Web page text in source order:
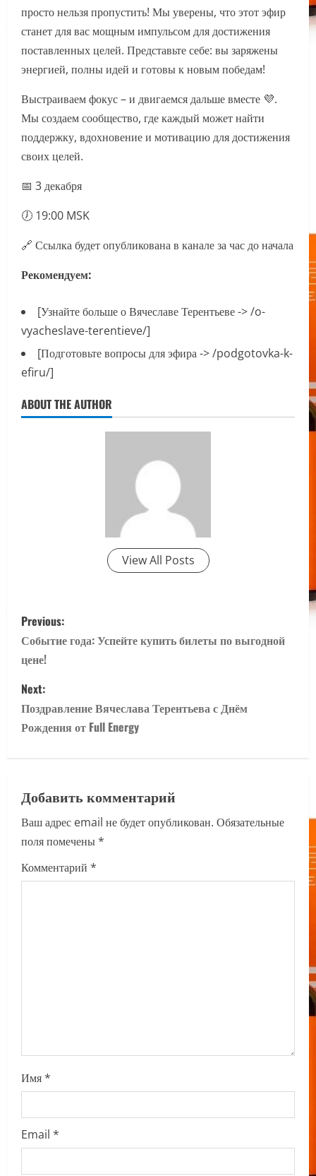
просто нельзя пропустить! Мы уверены, что этот эфир
станет для вас мощным импульсом для достижения
поставленных целей. Представьте себе: вы заряжены
энергией, полны идей и готовы к новым победам!
Выстраиваем фокус – и двигаемся дальше вместе 💜.
Мы создаем сообщество, где каждый может найти
поддержку, вдохновение и мотивацию для достижения
своих целей.
📅 3 декабря
🕖 19:00 MSK
🔗 Ссылка будет опубликована в канале за час до начала
Рекомендуем:
[Узнайте больше о Вячеславе Терентьеве -> /o-
vyacheslave-terentieve/]
[Подготовьте вопросы для эфира -> /podgotovka-k-
efiru/]
ABOUT THE AUTHOR
View All Posts
P
o
s
t
n
v
i
g
a
Previous:
Событие года: Успейте купить билеты по выгодной
цене!
Next:
Поздравление Вячеслава Терентьева с Днём
Рождения от Full Energy
Добавить комментарий
Ваш адрес email не будет опубликован. Обязательные
поля помечены*
Комментарий *
Имя*
Email *